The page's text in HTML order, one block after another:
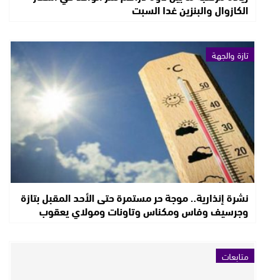
الكازوال والبنزين غدا السبت
تازة والجهة
نشرة إنذارية.. موجة حر مستمرة حتى الأحد المقبل بتازة
وجرسيف وفاس ومكناس وتاونات ومولاي يعقوب
متابعات